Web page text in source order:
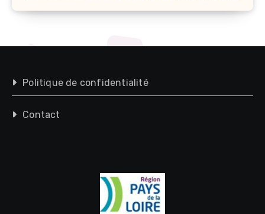
Politique de confidentialité
Contact